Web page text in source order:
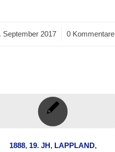
September 2017
/ 0 Kommentare
1888, 19. JH, LAPPLAND,